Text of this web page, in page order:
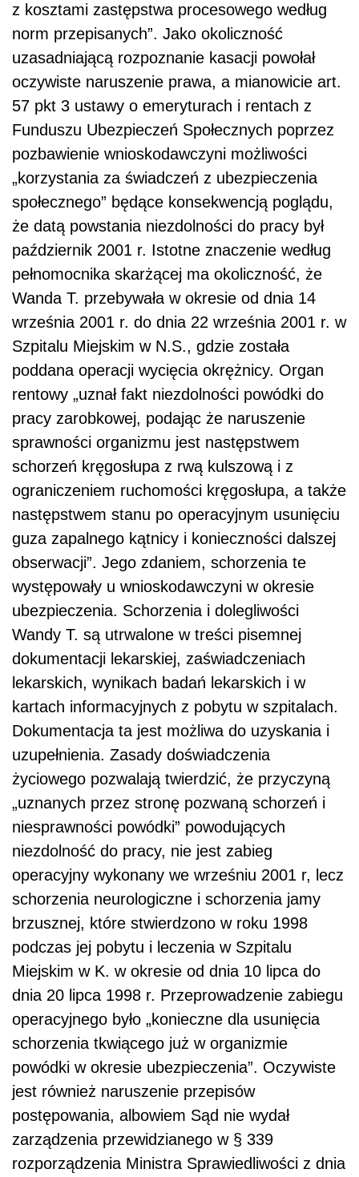
z kosztami zastępstwa procesowego według
norm przepisanych”. Jako okoliczność
uzasadniającą rozpoznanie kasacji powołał
oczywiste naruszenie prawa, a mianowicie art.
57 pkt 3 ustawy o emeryturach i rentach z
Funduszu Ubezpieczeń Społecznych poprzez
pozbawienie wnioskodawczyni możliwości
„korzystania za świadczeń z ubezpieczenia
społecznego” będące konsekwencją poglądu,
że datą powstania niezdolności do pracy był
październik 2001 r. Istotne znaczenie według
pełnomocnika skarżącej ma okoliczność, że
Wanda T. przebywała w okresie od dnia 14
września 2001 r. do dnia 22 września 2001 r. w
Szpitalu Miejskim w N.S., gdzie została
poddana operacji wycięcia okrężnicy. Organ
rentowy „uznał fakt niezdolności powódki do
pracy zarobkowej, podając że naruszenie
sprawności organizmu jest następstwem
schorzeń kręgosłupa z rwą kulszową i z
ograniczeniem ruchomości kręgosłupa, a także
następstwem stanu po operacyjnym usunięciu
guza zapalnego kątnicy i konieczności dalszej
obserwacji”. Jego zdaniem, schorzenia te
występowały u wnioskodawczyni w okresie
ubezpieczenia. Schorzenia i dolegliwości
Wandy T. są utrwalone w treści pisemnej
dokumentacji lekarskiej, zaświadczeniach
lekarskich, wynikach badań lekarskich i w
kartach informacyjnych z pobytu w szpitalach.
Dokumentacja ta jest możliwa do uzyskania i
uzupełnienia. Zasady doświadczenia
życiowego pozwalają twierdzić, że przyczyną
„uznanych przez stronę pozwaną schorzeń i
niesprawności powódki” powodujących
niezdolność do pracy, nie jest zabieg
operacyjny wykonany we wrześniu 2001 r, lecz
schorzenia neurologiczne i schorzenia jamy
brzusznej, które stwierdzono w roku 1998
podczas jej pobytu i leczenia w Szpitalu
Miejskim w K. w okresie od dnia 10 lipca do
dnia 20 lipca 1998 r. Przeprowadzenie zabiegu
operacyjnego było „konieczne dla usunięcia
schorzenia tkwiącego już w organizmie
powódki w okresie ubezpieczenia”. Oczywiste
jest również naruszenie przepisów
postępowania, albowiem Sąd nie wydał
zarządzenia przewidzianego w § 339
rozporządzenia Ministra Sprawiedliwości z dnia